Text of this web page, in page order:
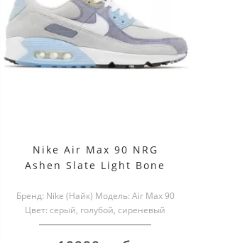
12.08.2022
ОБЗОР КРОССОВОК
В этом году кроссовкам Nike Air Max 90
Nike Air Max 90 NRG
Ashen Slate Light Bone
Бренд: Nike (Найк) Модель: Air Max 90
Цвет: серый, голубой, сиреневый
Тип: Low Материал в..